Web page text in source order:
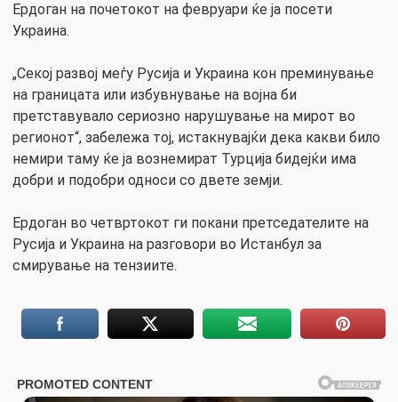
Ердоган на почетокот на февруари ќе ја посети
Украина.
„Секој развој меѓу Русија и Украина кон преминување
на границата или избувнување на војна би
претставувало сериозно нарушување на мирот во
регионот“, забележа тој, истакнувајќи дека какви било
немири таму ќе ја вознемират Турција бидејќи има
добри и подобри односи со двете земји.
Ердоган во четвртокот ги покани претседателите на
Русија и Украина на разговори во Истанбул за
смирување на тензиите.